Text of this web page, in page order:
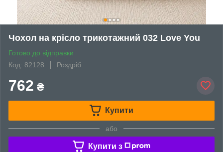
Чохол на крісло трикотажний 032 Love You
Готово до відправки
Код: 82128
Роздріб
762 ₴
Купити
або
Купити з